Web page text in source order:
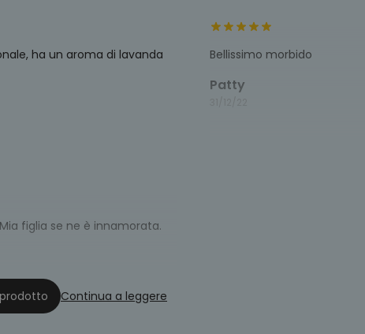
ha un aroma di lavanda
Bellissimo morbido
Patty
figlia se ne è innamorata.
Continua a leggere